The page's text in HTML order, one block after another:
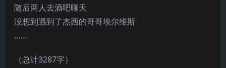
随后两人去酒吧聊天
没想到遇到了杰西的哥哥埃尔维斯
……
（总计3287字）